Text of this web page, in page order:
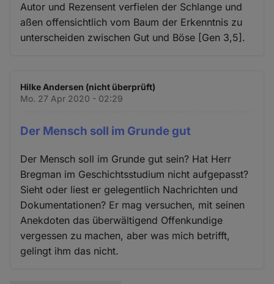
Autor und Rezensent verfielen der Schlange und
aßen offensichtlich vom Baum der Erkenntnis zu
unterscheiden zwischen Gut und Böse [Gen 3,5].
Hilke Andersen (nicht überprüft)
Mo. 27 Apr 2020 - 02:29
Der Mensch soll im Grunde gut
Der Mensch soll im Grunde gut sein? Hat Herr
Bregman im Geschichtsstudium nicht aufgepasst?
Sieht oder liest er gelegentlich Nachrichten und
Dokumentationen? Er mag versuchen, mit seinen
Anekdoten das überwältigend Offenkundige
vergessen zu machen, aber was mich betrifft,
gelingt ihm das nicht.